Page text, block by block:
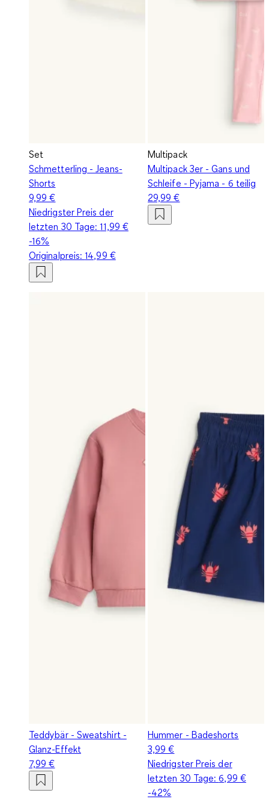
Set
Schmetterling - Jeans-
Shorts
9,99 €
Niedrigster Preis der
letzten 30 Tage:11,99 €
-16%
Originalpreis:14,99 €
Multipack
Multipack 3er - Gans und
Schleife - Pyjama - 6 teilig
29,99 €
Teddybär - Sweatshirt -
Glanz-Effekt
7,99 €
Hummer - Badeshorts
3,99 €
Niedrigster Preis der
letzten 30 Tage:6,99 €
-42%